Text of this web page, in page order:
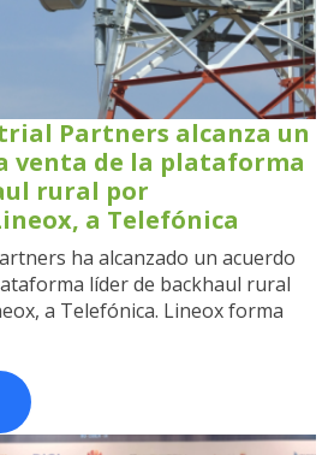
Partners alcanza un
venta de la plataforma
rural por
a Telefónica
ha alcanzado un acuerdo
líder de backhaul rural
a Telefónica. Lineox forma